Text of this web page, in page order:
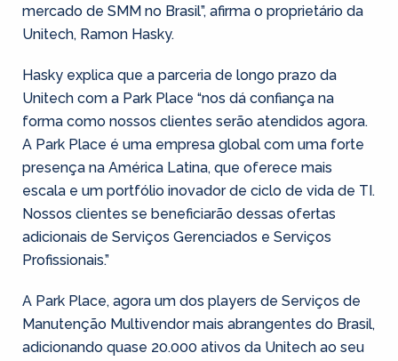
mercado de SMM no Brasil”, afirma o proprietário da
Unitech, Ramon Hasky.
Hasky explica que a parceria de longo prazo da
Unitech com a Park Place “nos dá confiança na
forma como nossos clientes serão atendidos agora.
A Park Place é uma empresa global com uma forte
presença na América Latina, que oferece mais
escala e um portfólio inovador de ciclo de vida de TI.
Nossos clientes se beneficiarão dessas ofertas
adicionais de Serviços Gerenciados e Serviços
Profissionais.”
A Park Place, agora um dos players de Serviços de
Manutenção Multivendor mais abrangentes do Brasil,
adicionando quase 20.000 ativos da Unitech ao seu